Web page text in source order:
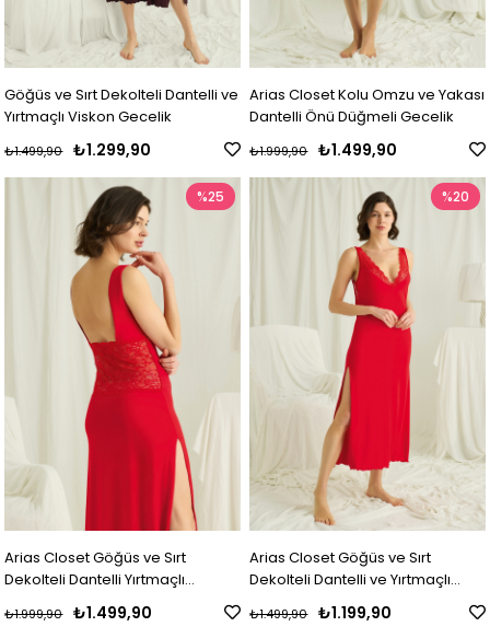
Göğüs ve Sırt Dekolteli Dantelli ve
Yırtmaçlı Viskon Gecelik
₺1.299,90
₺1.499,90
Arias Closet Kolu Omzu ve Yakası
Dantelli Önü Düğmeli Gecelik
₺1.499,90
₺1.999,90
Arias Closet Göğüs ve Sırt
Dekolteli Dantelli Yırtmaçlı
₺1.499,90
₺1.999,90
%25
Arias Closet Göğüs ve Sırt
Dekolteli Dantelli ve Yırtmaçlı
₺1.199,90
₺1.499,90
%20